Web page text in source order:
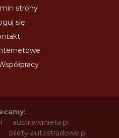
strony
się
austriawinieta.pl
bilety-autostradowe.pl